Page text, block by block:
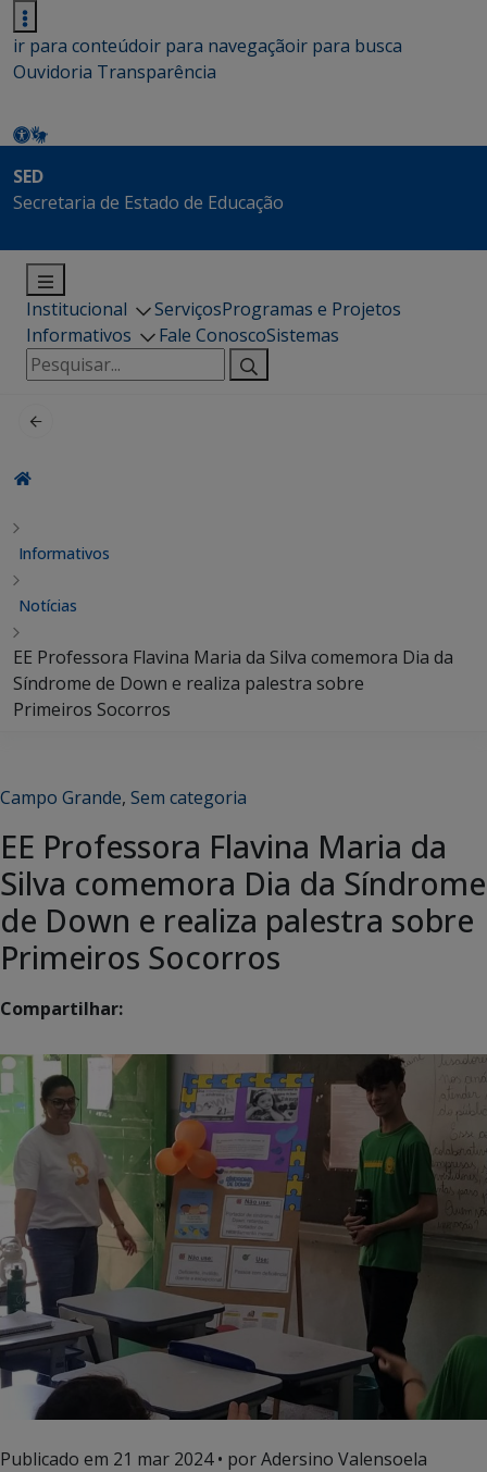
ir para conteúdoir para navegaçãoir para busca
Ouvidoria Transparência
SED
Secretaria de Estado de Educação
Institucional ServiçosProgramas e Projetos
Informativos
Fale ConoscoSistemas
Pesquisar
por:
Informativos
Notícias
EE Professora Flavina Maria da Silva comemora Dia da
Síndrome de Down e realiza palestra sobre
Primeiros Socorros
Campo Grande, Sem categoria
EE Professora Flavina Maria da
Silva comemora Dia da Síndrome
de Down e realiza palestra sobre
Primeiros Socorros
Compartilhar:
Publicado em 21 mar 2024• por Adersino Valensoela